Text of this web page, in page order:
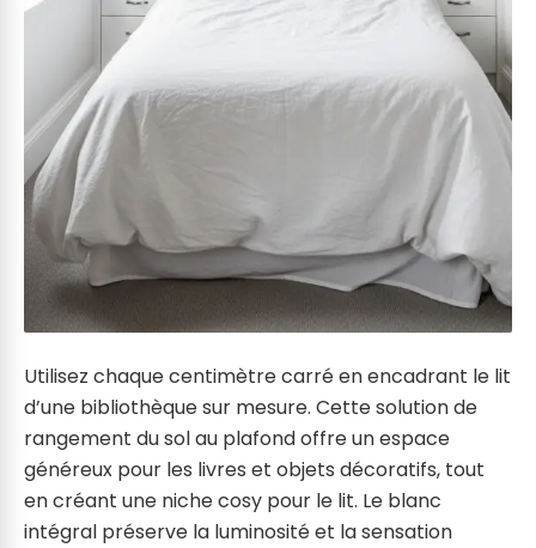
Utilisez chaque centimètre carré en encadrant le lit
d’une bibliothèque sur mesure. Cette solution de
rangement du sol au plafond offre un espace
généreux pour les livres et objets décoratifs, tout
en créant une niche cosy pour le lit. Le blanc
intégral préserve la luminosité et la sensation